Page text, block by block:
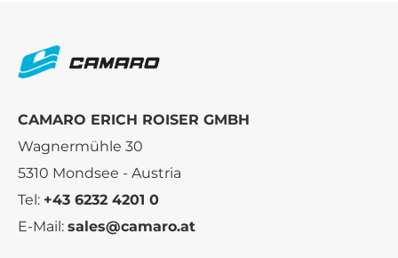
CAMARO ERICH ROISER GMBH
Wagnermühle 30
5310 Mondsee - Austria
Tel: +43 6232 4201 0
E-Mail: sales@camaro.at